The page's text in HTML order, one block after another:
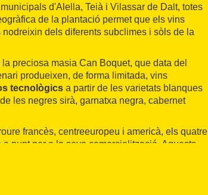
d'Alella, Teià i Vilassar de Dalt, totes
de la plantació permet que els vins
dels diferents subclimes i sòls de la
preciosa masia Can Boquet, que data del
produeixen, de forma limitada, vins
tecnològics a partir de les varietats blanques
les negres sirà, garnatxa negra, cabernet
francès, centreeuropeu i americà, els quatre
punt per a la seva comercialització. Aquests
primavera del 2013.